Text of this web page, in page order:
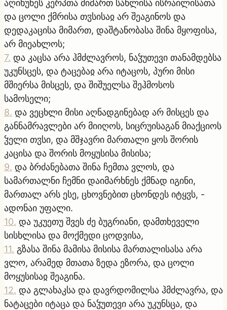
აღიხუნეს კერპთა მიმართ სახლისა ისრაილისათა
და ცოლი ქმრისა თჳსისაჲ არ შეაგინოს და
დედაკაცისა მიმართ, დაშტანობასა შინა მყოფისა,
არ მიეახლოს;
7. და კაცსა არა ჰმძლავროს, ნაჴუთევი თანამდებსა
უკუნსცეს, და ტაცებაჲ არა იტაცოს, პური მისი
მშიერსა მისცეს, და შიშუელსა შეჰმოსოს
სამოსელი;
8. და ვეცხლი მისი აღნადგინებად არ მისცეს და
განნამრავლები არ მიიღოს, სიცრუისაგან მიაქციოს
ჴელი თჳსი, და მშჯავრი მართალი ყოს შორის
კაცისა და შორის მოყუსისა მისისა;
9. და ბრძანებათა შინა ჩემთა ვლოს, და
სამართალნი ჩემნი დაიმარხნეს ქმნად იგინი,
მართალ არს ესე, ცხოვნებით ცხონდეს იტყჳს, -
ადონაი უფალი.
10. და უკუეთუ შვეს ძე ბუგრიანი, დამთხეველი
სისხლისა და მოქმედი ცოდვისა,
11. გზასა შინა მამისა მისისა მართალისასა არა
ვლო, არამედ მთათა ზედა ეზორა, და ცოლი
მოყუსისაჲ შეაგინა.
12. და გლახაკსა და დავრდომილსა ჰმძლავრა, და
ნატაცები იტაცა და ნაჴუთევი არა უკუნსცა, და